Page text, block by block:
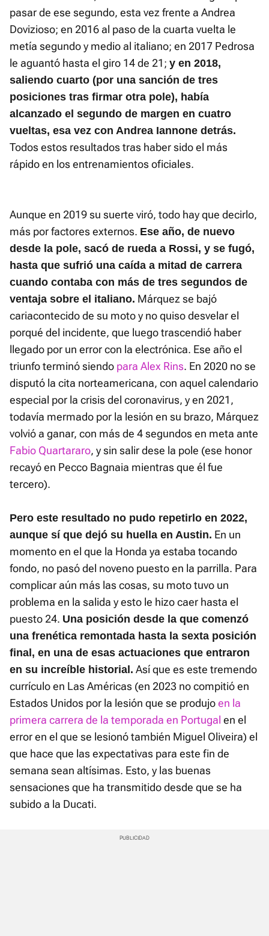
pasar de ese segundo, esta vez frente a Andrea
Dovizioso; en 2016 al paso de la cuarta vuelta le
metía segundo y medio al italiano; en 2017 Pedrosa
le aguantó hasta el giro 14 de 21; y en 2018,
saliendo cuarto (por una sanción de tres
posiciones tras firmar otra pole), había
alcanzado el segundo de margen en cuatro
vueltas, esa vez con Andrea Iannone detrás.
Todos estos resultados tras haber sido el más
rápido en los entrenamientos oficiales.
Aunque en 2019 su suerte viró, todo hay que decirlo,
más por factores externos. Ese año, de nuevo
desde la pole, sacó de rueda a Rossi, y se fugó,
hasta que sufrió una caída a mitad de carrera
cuando contaba con más de tres segundos de
ventaja sobre el italiano. Márquez se bajó
cariacontecido de su moto y no quiso desvelar el
porqué del incidente, que luego trascendió haber
llegado por un error con la electrónica. Ese año el
triunfo terminó siendo para Alex Rins. En 2020 no se
disputó la cita norteamericana, con aquel calendario
especial por la crisis del coronavirus, y en 2021,
todavía mermado por la lesión en su brazo, Márquez
volvió a ganar, con más de 4 segundos en meta ante
Fabio Quartararo, y sin salir dese la pole (ese honor
recayó en Pecco Bagnaia mientras que él fue
tercero).
Pero este resultado no pudo repetirlo en 2022,
aunque sí que dejó su huella en Austin. En un
momento en el que la Honda ya estaba tocando
fondo, no pasó del noveno puesto en la parrilla. Para
complicar aún más las cosas, su moto tuvo un
problema en la salida y esto le hizo caer hasta el
puesto 24. Una posición desde la que comenzó
una frenética remontada hasta la sexta posición
final, en una de esas actuaciones que entraron
en su increíble historial. Así que es este tremendo
currículo en Las Américas (en 2023 no compitió en
Estados Unidos por la lesión que se produjoen la
primera carrera de la temporada en Portugal en el
error en el que se lesionó también Miguel Oliveira) el
que hace que las expectativas para este fin de
semana sean altísimas. Esto, y las buenas
sensaciones que ha transmitido desde que se ha
subido a la Ducati.